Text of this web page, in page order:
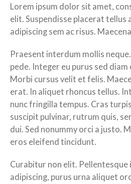
Lorem ipsum dolor sit amet,
elit. Suspendisse placerat tellus
adipiscing sem ac risus.
Praesent interdum mollis
pede. Integer eu purus sed
Morbi cursus velit et felis.
erat. In aliquet rhoncus tellus.
nunc fringilla tempus. Cras
suscipit pulvinar, rutrum quis,
dui. Sed nonummy orci a justo.
eros eleifend tincidunt.
Curabitur non elit. Pellentesque
adipiscing, purus urna aliquet